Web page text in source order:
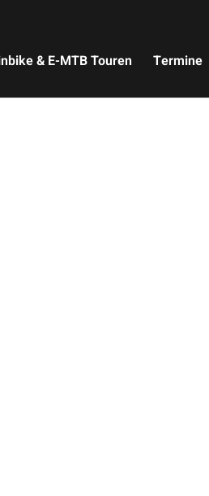
& E-MTB Touren Termine